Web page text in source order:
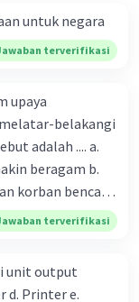
untuk negara
terverifikasi
upaya
belakangi
adalah .... a.
beragam b.
korban bencana
masyarakat
terverifikasi
unit output
d. Printer e.